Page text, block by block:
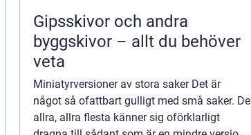
Gipsskivor och andra
byggskivor – allt du behöver
veta
Miniatyrversioner av stora saker Det är
något så ofattbart gulligt med små saker. De
allra, allra flesta känner sig oförklarligt